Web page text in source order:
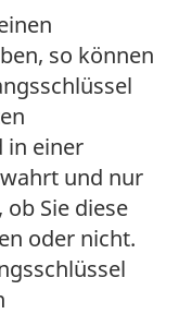
so können
in einer
und nur
Sie diese
oder nicht.